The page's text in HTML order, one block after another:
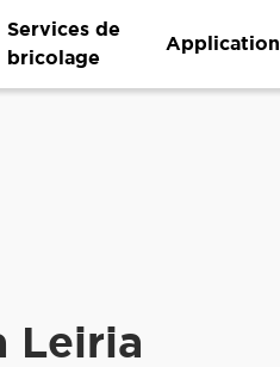
Services de
bricolage
Application
Leiria